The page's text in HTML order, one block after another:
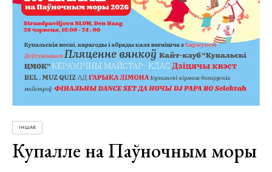
ІНШАЕ
Купалле на Паўночным моры